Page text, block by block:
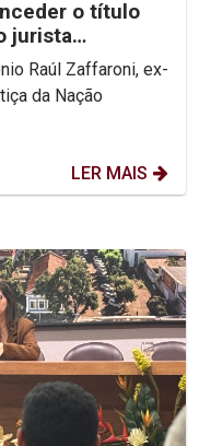
o título
jurista
Raúl Zaffaroni, ex-
da Nação
LER MAIS